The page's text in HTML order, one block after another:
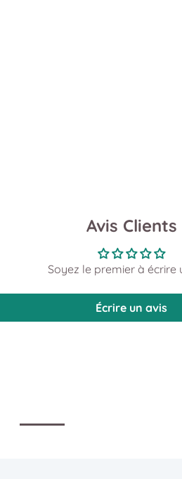
Avis Clients
Soyez le premier à écrire
Écrire un avis